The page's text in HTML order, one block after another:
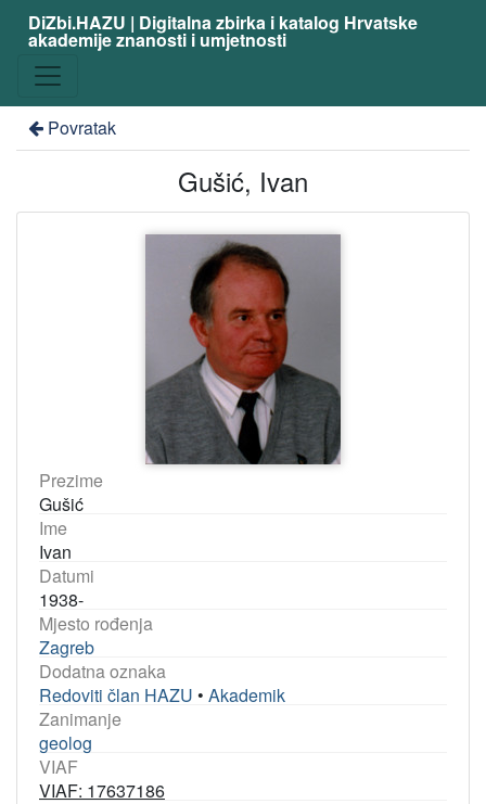
DiZbi.HAZU | Digitalna zbirka i katalog Hrvatske
akademije znanosti i umjetnosti
Povratak
Gušić, Ivan
Prezime
Gušić
Ime
Ivan
Datumi
1938-
Mjesto rođenja
Zagreb
Dodatna oznaka
Redoviti član HAZU • Akademik
Zanimanje
geolog
VIAF
VIAF: 17637186